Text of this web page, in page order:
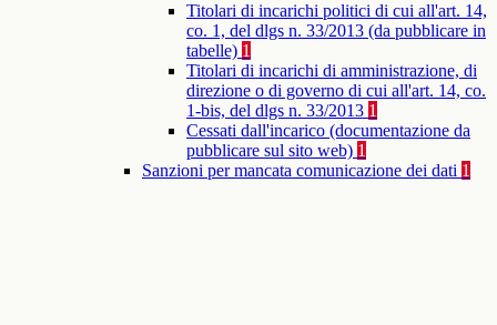
Titolari di incarichi politici di cui all'art. 14,
co. 1, del dlgs n. 33/2013 (da pubblicare in
tabelle) 1
Titolari di incarichi di amministrazione, di
direzione o di governo di cui all'art. 14, co.
1-bis, del dlgs n. 33/2013 1
Cessati dall'incarico (documentazione da
pubblicare sul sito web) 1
Sanzioni per mancata comunicazione dei dati 1